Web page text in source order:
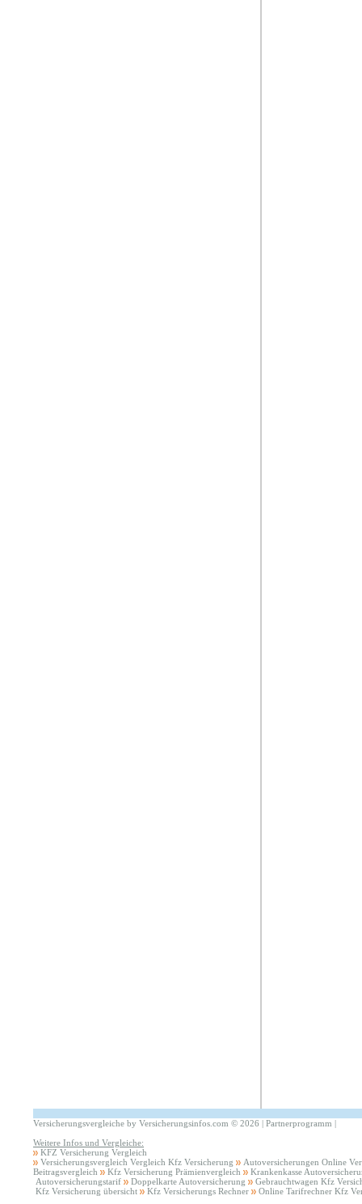
Versicherungsvergleiche by Versicherungsinfos.com © 2026 | Partnerprogramm |
Weitere Infos und Vergleiche:
KFZ Versicherung Vergleich
Versicherungsvergleich Vergleich Kfz Versicherung
Autoversicherungen Online
Beitragsvergleich
Kfz Versicherung Prämienvergleich
Krankenkasse
Autoversicherungstarif
Doppelkarte Autoversicherung
Gebrauchtwagen Kfz
Kfz Versicherung übersicht
Kfz Versicherungs Rechner Online Tarifrechner Kfz